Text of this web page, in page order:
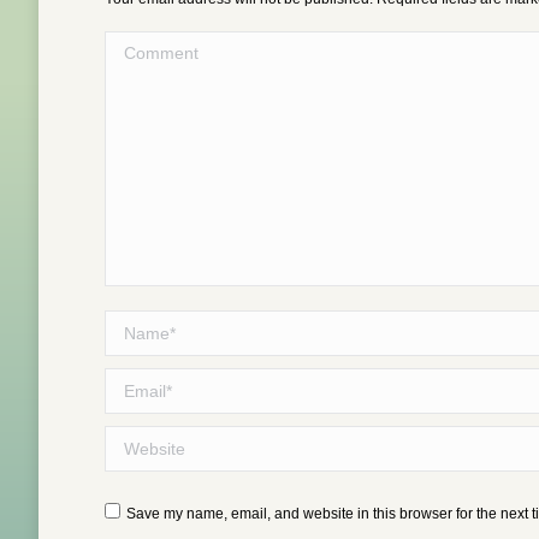
Comment
Name *
Email *
Website
Save my name, email, and website in this browser for the next